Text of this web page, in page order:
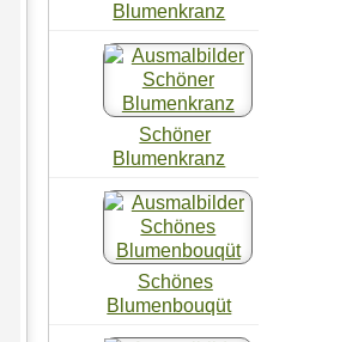
Blumenkranz
Schöner
Blumenkranz
Schönes
Blumenbouqüt